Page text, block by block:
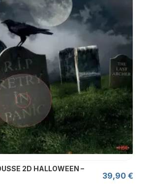
2D HALLOWEEN –
39,90 €